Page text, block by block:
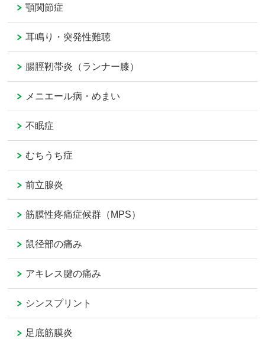
顎関節症
耳鳴り・突発性難聴
腸脛靭帯炎（ランナー膝）
メニエール病・めまい
不眠症
むちうち症
前立腺炎
筋膜性疼痛症候群（MPS）
鼠径部の痛み
アキレス腱の痛み
シンスプリント
足底筋膜炎